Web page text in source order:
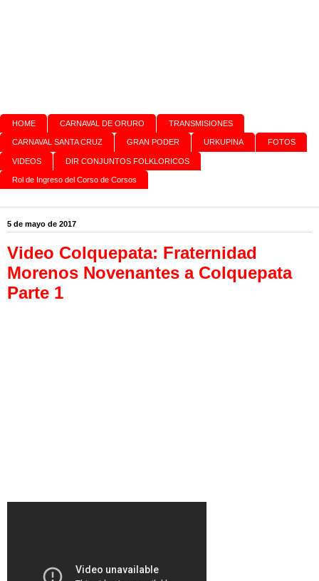
HOME CARNAVAL DE ORURO TRANSMISIONES
CARNAVAL SANTA CRUZ GRAN PODER URKUPINA FOTOS
VIDEOS DIR CONJUNTOS FOLKLORICOS
Rol de Ingreso del Corso de Corsos
5 de mayo de 2017
Video Colquepata: Fraternidad
Morenos Novenantes a Colquepata
Parte 1